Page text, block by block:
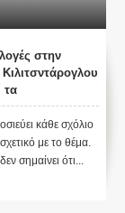
Παγκόσμιο
βιολογικά
Στις 26
ΗΠΑ διέγραψαν
ενός